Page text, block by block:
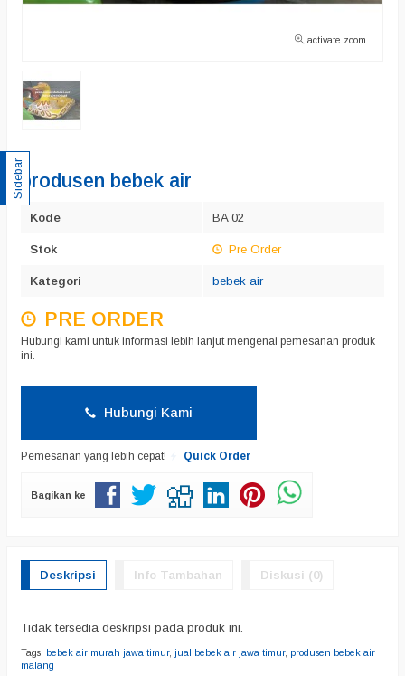
activate zoom
produsen bebek air
Kode BA 02
Stok Pre Order
Kategori bebek air
PRE ORDER
Hubungi kami untuk informasi lebih lanjut mengenai pemesanan produk
ini.
Hubungi Kami
Pemesanan yang lebih cepat! Quick Order
Bagikan ke
Deskripsi Info Tambahan Diskusi (0)
Tidak tersedia deskripsi pada produk ini.
Tags: bebek air murah jawa timur, jual bebek air jawa timur, produsen bebek air
malang
Sidebar